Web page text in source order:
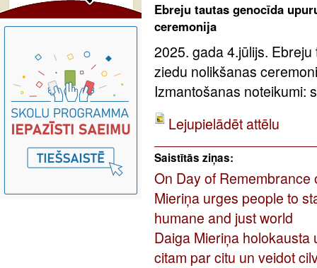
Ebreju tautas genocīda
ceremonija
2025. gada 4.jūlijs.
ziedu nolikšanas
Izmantošanas noteikumi:
Lejupielādēt attēlu
Saistītās ziņas:
On Day of Remembrance
Mieriņa urges people to
humane and just world
Daiga Mieriņa
citam par citu un veidot